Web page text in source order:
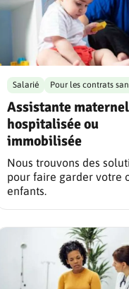
Assistante
hospitalisée ou
immobilisée
Salarié Pour les contrats
Nous trouvons des
pour faire garder votre
enfants.